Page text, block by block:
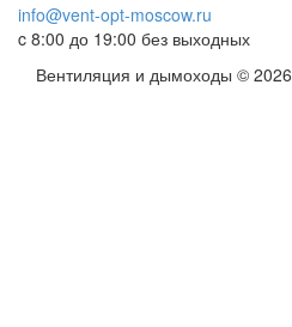
info@vent-opt-moscow.ru
c 8:00 до 19:00 без выходных
Вентиляция и дымоходы © 2026